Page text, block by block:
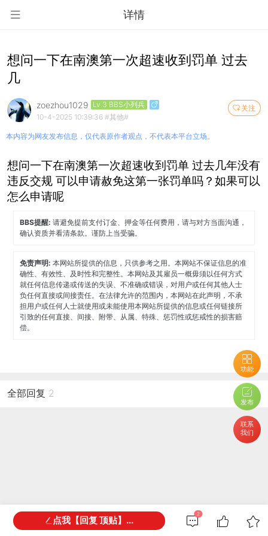
详情
功能
发布
联系
我们
想问一下在南澳第一次超速收到罚单 过去
几
关注
zoezhou1029 Lv.3 BBS小列兵
10-4-2025 10:39:36 #其他#
本内容为网友发布信息，仅代表原作者观点，不代表本平台立场。
想问一下在南澳第一次超速收到罚单 过去几年没有
违反交规 可以申请赦免这第一张罚单吗？如果可以
怎么申请呢
BBS提醒:请避免提前支付订金、押金等任何费用，请与对方当面沟通，
确认资质并看清条款。谨防上当受骗。
免责声明:本网站所提供的信息，只供参考之用。本网站不保证信息的准
确性、有效性、及时性和完整性。本网站及其雇员一概毋须以任何方式
就任何信息传递或传送的失误、不准确或错误，对用户或任何其他人士
负任何直接或间接责任。在法律允许的范围内，本网站在此声明，不承
担用户或任何人士就使用或未能使用本网站所提供的信息或任何链接所
引致的任何直接、间接、附带、从属、特殊、惩罚性或惩戒性的损害赔
偿。
全部回复 2
2
点我【回复 顶贴】...